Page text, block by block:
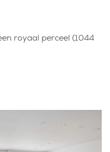
royaal perceel (1044